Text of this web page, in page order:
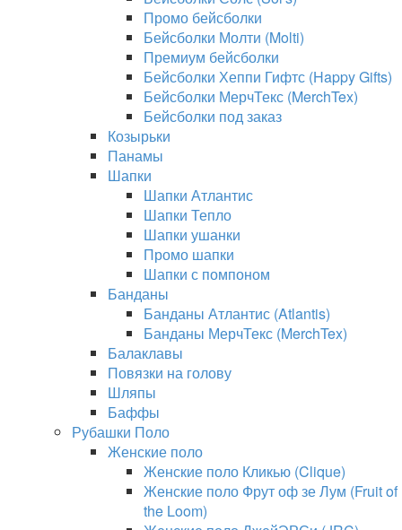
Промо бейсболки
Бейсболки Молти (Molti)
Премиум бейсболки
Бейсболки Хеппи Гифтс (Happy Gifts)
Бейсболки МерчТекс (MerchTex)
Бейсболки под заказ
Козырьки
Панамы
Шапки
Шапки Атлантис
Шапки Тепло
Шапки ушанки
Промо шапки
Шапки с помпоном
Банданы
Банданы Атлантис (Atlantis)
Банданы МерчТекс (MerchTex)
Балаклавы
Повязки на голову
Шляпы
Баффы
Рубашки Поло
Женские поло
Женские поло Кликью (Clique)
Женские поло Фрут оф зе Лум (Fruit of
the Loom)